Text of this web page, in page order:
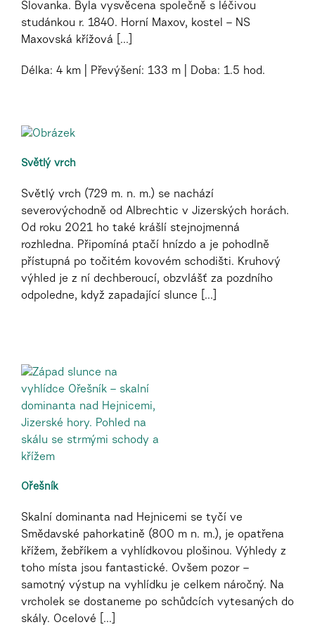
Slovanka. Byla vysvěcena společně s léčivou
studánkou r. 1840. Horní Maxov, kostel – NS
Maxovská křížová [...]
Délka: 4 km Převýšení: 133 m Doba: 1.5 hod.
Světlý vrch
Světlý vrch (729 m. n. m.) se nachází
severovýchodně od Albrechtic v Jizerských horách.
Od roku 2021 ho také krášlí stejnojmenná
rozhledna. Připomíná ptačí hnízdo a je pohodlně
přístupná po točitém kovovém schodišti. Kruhový
výhled je z ní dechberoucí, obzvlášť za pozdního
odpoledne, když zapadající slunce [...]
Ořešník
Skalní dominanta nad Hejnicemi se tyčí ve
Smědavské pahorkatině (800 m n. m.), je opatřena
křížem, žebříkem a vyhlídkovou plošinou. Výhledy z
toho místa jsou fantastické. Ovšem pozor –
samotný výstup na vyhlídku je celkem náročný. Na
vrcholek se dostaneme po schůdcích vytesaných do
skály. Ocelové [...]